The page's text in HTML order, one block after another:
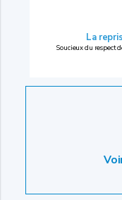
La
Soucieux du respect